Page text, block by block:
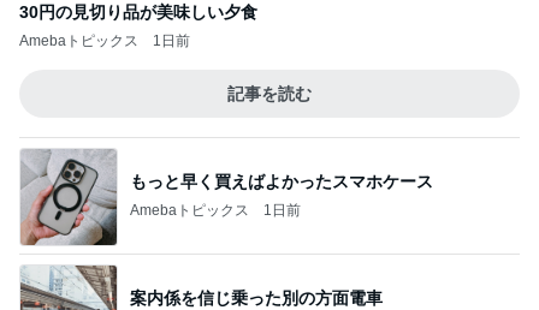
30円の見切り品が美味しい夕食
Amebaトピックス 1日前
記事を読む
もっと早く買えばよかったスマホケース
Amebaトピックス 1日前
案内係を信じ乗った別の方面電車